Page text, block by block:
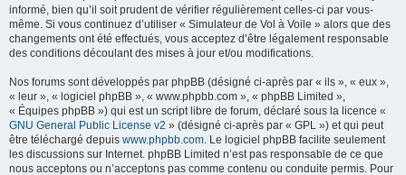
informé, bien qu’il soit prudent de vérifier régulièrement celles-ci par vous-
même. Si vous continuez d’utiliser « Simulateur de Vol à Voile » alors que des
changements ont été effectués, vous acceptez d’être légalement responsable
des conditions découlant des mises à jour et/ou modifications.
Nos forums sont développés par phpBB (désigné ci-après par « ils », « eux »,
« leur », « logiciel phpBB », « www.phpbb.com », « phpBB Limited »,
« Équipes phpBB ») qui est un script libre de forum, déclaré sous la licence «
GNU General Public License v2 » (désigné ci-après par « GPL ») et qui peut
être téléchargé depuis www.phpbb.com. Le logiciel phpBB facilite seulement
les discussions sur Internet. phpBB Limited n’est pas responsable de ce que
nous acceptons ou n’acceptons pas comme contenu ou conduite permis. Pour